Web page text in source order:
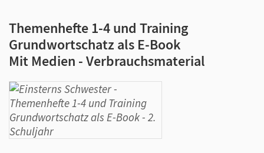
Themenhefte 1-4 und Training
Grundwortschatz als E-Book
Mit Medien - Verbrauchsmaterial